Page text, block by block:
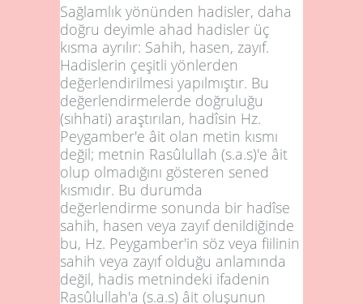
Sağlamlık yönünden hadisler, daha
doğru deyimle ahad hadisler üç
kısma ayrılır: Sahih, hasen, zayıf.
Hadislerin çeşitli yönlerden
değerlendirilmesi yapılmıştır. Bu
değerlendirmelerde doğruluğu
(sıhhati) araştırılan, hadîsin Hz.
Peygamber'e âit olan metin kısmı
değil; metnin Rasûlullah (s.a.s)'e âit
olup olmadığını gösteren sened
kısmıdır. Bu durumda
değerlendirme sonunda bir hadîse
sahih, hasen veya zayıf denildiğinde
bu, Hz. Peygamber'in söz veya fiilinin
sahih veya zayıf olduğu anlamında
değil, hadis metnindeki ifadenin
Rasûlullah'a (s.a.s) âit oluşunun